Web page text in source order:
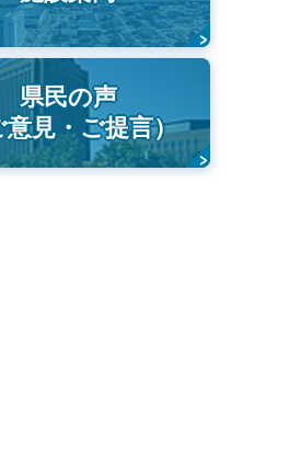
県民の声
意見・ご提言）